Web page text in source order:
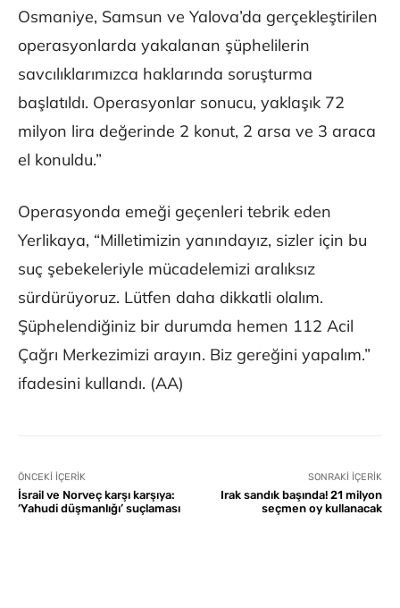
Osmaniye, Samsun ve Yalova’da gerçekleştirilen
operasyonlarda yakalanan şüphelilerin
savcılıklarımızca haklarında soruşturma
başlatıldı. Operasyonlar sonucu, yaklaşık 72
milyon lira değerinde 2 konut, 2 arsa ve 3 araca
el konuldu.”
Operasyonda emeği geçenleri tebrik eden
Yerlikaya, “Milletimizin yanındayız, sizler için bu
suç şebekeleriyle mücadelemizi aralıksız
sürdürüyoruz. Lütfen daha dikkatli olalım.
Şüphelendiğiniz bir durumda hemen 112 Acil
Çağrı Merkezimizi arayın. Biz gereğini yapalım.️”
ifadesini kullandı. (AA)
ÖNCEKI İÇERIK
İsrail ve Norveç karşı karşıya:
‘Yahudi düşmanlığı’ suçlaması
SONRAKI İÇERIK
Irak sandık başında! 21 milyon
seçmen oy kullanacak